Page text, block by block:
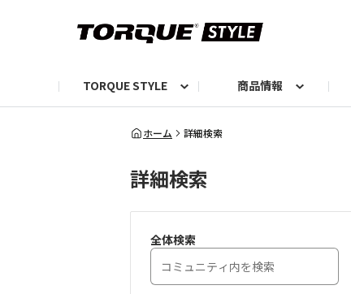
TORQUE STYLE
お知らせ TORQUIZ【投票企画】
商品情報
TORQUEニュース
TORQUEフォト
自己紹介しよう
編集部の日常フォト
ホーム 詳細検索
詳細検索
全体検索